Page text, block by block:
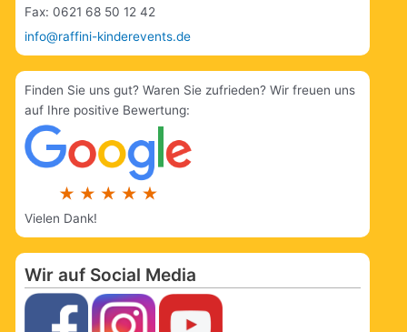
Fax: 0621 68 50 12 42
info@raffini-kinderevents.de
Finden Sie uns gut? Waren Sie zufrieden? Wir freuen uns
auf Ihre positive Bewertung:
Vielen Dank!
Wir auf Social Media